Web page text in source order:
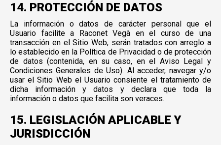
14. PROTECCIÓN DE DATOS
La información o datos de carácter personal que el
Usuario facilite a Raconet Vegà en el curso de una
transacción en el Sitio Web, serán tratados con arreglo a
lo establecido en la Política de Privacidad o de protección
de datos (contenida, en su caso, en el Aviso Legal y
Condiciones Generales de Uso). Al acceder, navegar y/o
usar el Sitio Web el Usuario consiente el tratamiento de
dicha información y datos y declara que toda la
información o datos que facilita son veraces.
15. LEGISLACIÓN APLICABLE Y
JURISDICCIÓN